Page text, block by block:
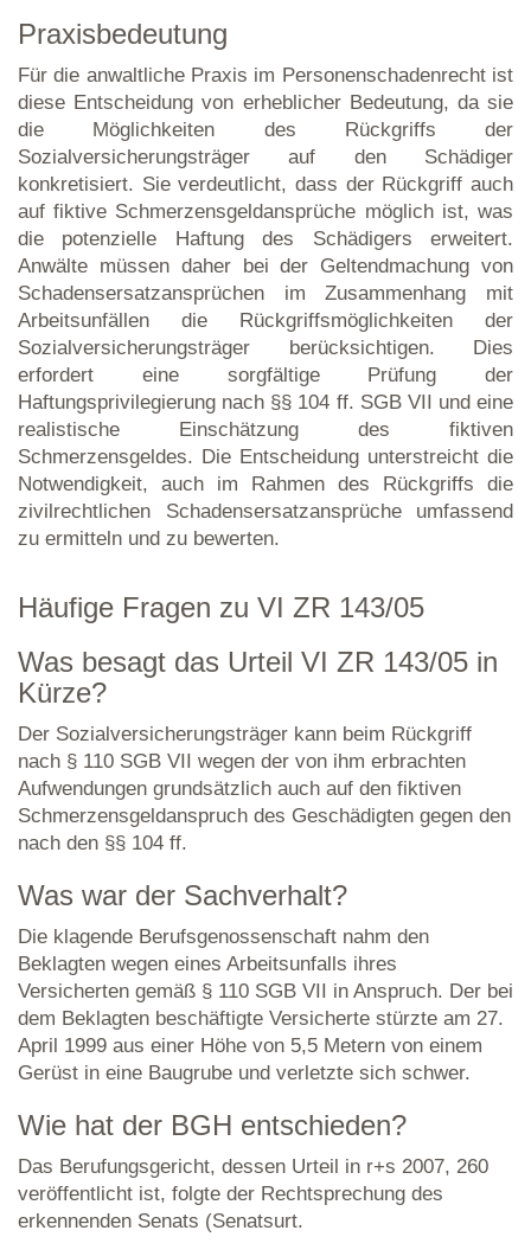
Praxisbedeutung
Für die anwaltliche Praxis im Personenschadenrecht ist
diese Entscheidung von erheblicher Bedeutung, da sie
die Möglichkeiten des Rückgriffs der
Sozialversicherungsträger auf den Schädiger
konkretisiert. Sie verdeutlicht, dass der Rückgriff auch
auf fiktive Schmerzensgeldansprüche möglich ist, was
die potenzielle Haftung des Schädigers erweitert.
Anwälte müssen daher bei der Geltendmachung von
Schadensersatzansprüchen im Zusammenhang mit
Arbeitsunfällen die Rückgriffsmöglichkeiten der
Sozialversicherungsträger berücksichtigen. Dies
erfordert eine sorgfältige Prüfung der
Haftungsprivilegierung nach §§ 104 ff. SGB VII und eine
realistische Einschätzung des fiktiven
Schmerzensgeldes. Die Entscheidung unterstreicht die
Notwendigkeit, auch im Rahmen des Rückgriffs die
zivilrechtlichen Schadensersatzansprüche umfassend
zu ermitteln und zu bewerten.
Häufige Fragen zu VI ZR 143/05
Was besagt das Urteil VI ZR 143/05 in
Kürze?
Der Sozialversicherungsträger kann beim Rückgriff
nach § 110 SGB VII wegen der von ihm erbrachten
Aufwendungen grundsätzlich auch auf den fiktiven
Schmerzensgeldanspruch des Geschädigten gegen den
nach den §§ 104 ff.
Was war der Sachverhalt?
Die klagende Berufsgenossenschaft nahm den
Beklagten wegen eines Arbeitsunfalls ihres
Versicherten gemäß § 110 SGB VII in Anspruch. Der bei
dem Beklagten beschäftigte Versicherte stürzte am 27.
April 1999 aus einer Höhe von 5,5 Metern von einem
Gerüst in eine Baugrube und verletzte sich schwer.
Wie hat der BGH entschieden?
Das Berufungsgericht, dessen Urteil in r+s 2007, 260
veröffentlicht ist, folgte der Rechtsprechung des
erkennenden Senats (Senatsurt.